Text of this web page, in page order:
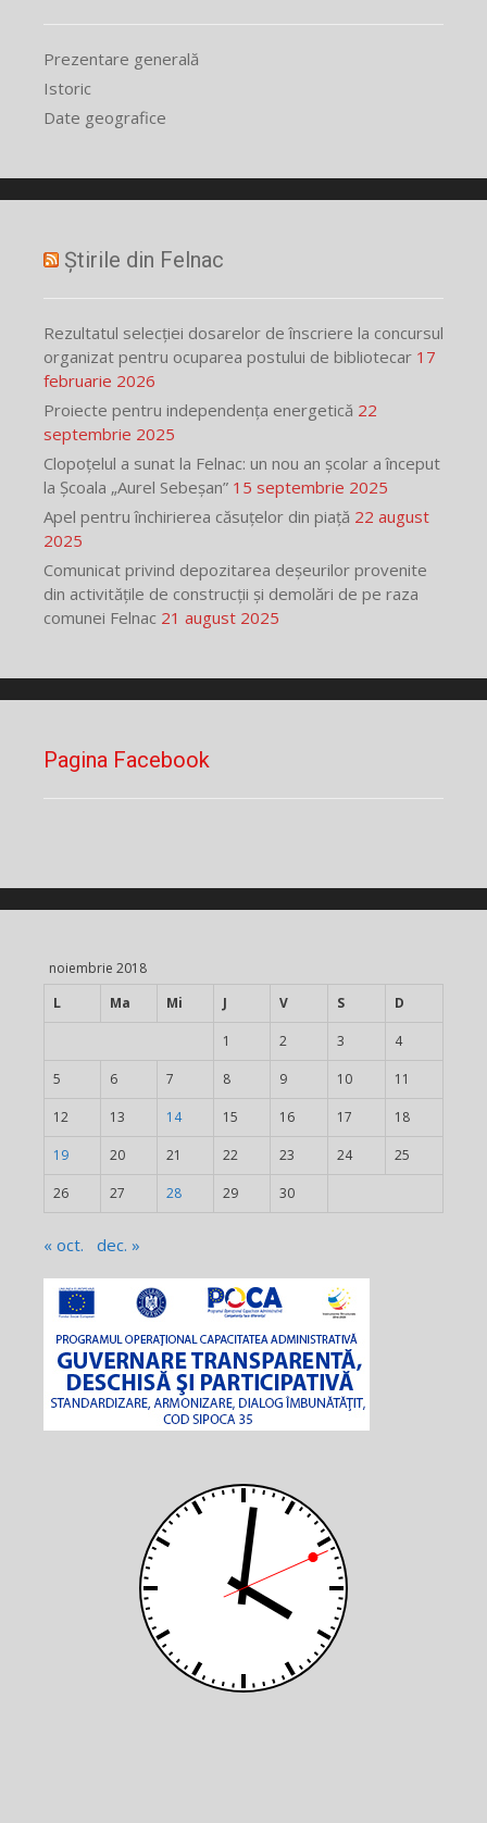
Prezentare generală
Istoric
Date geografice
Știrile din Felnac
Rezultatul selecției dosarelor de înscriere la concursul
organizat pentru ocuparea postului de bibliotecar 17
februarie 2026
Proiecte pentru independența energetică 22
septembrie 2025
Clopoțelul a sunat la Felnac: un nou an școlar a început
la Școala „Aurel Sebeșan” 15 septembrie 2025
Apel pentru închirierea căsuțelor din piață 22 august
2025
Comunicat privind depozitarea deșeurilor provenite
din activitățile de construcții și demolări de pe raza
comunei Felnac 21 august 2025
Pagina Facebook
noiembrie 2018
L
Ma Mi J V S D
1 2 3 4
5 6 7 8 9 10 11
12 13 14 15 16 17 18
19 20 21 22 23 24 25
26 27 28 29 30
« oct. dec. »